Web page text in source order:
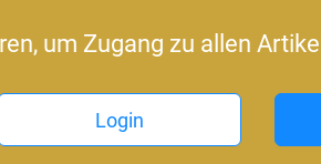
um Zugang zu allen
Login